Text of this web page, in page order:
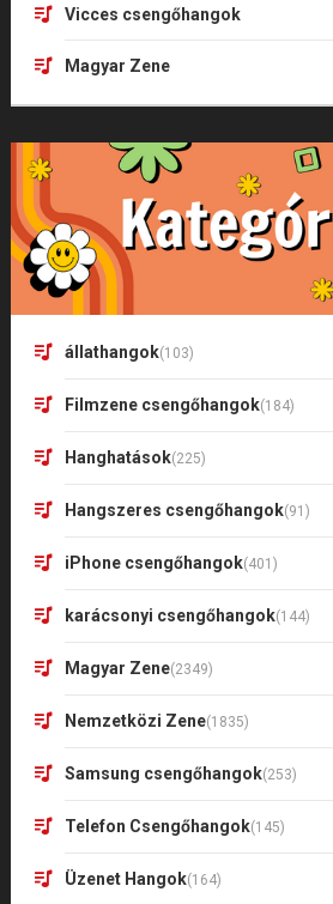
Vicces csengőhangok
Magyar Zene
állathangok(103)
Filmzene csengőhangok(184)
Hanghatások(225)
Hangszeres csengőhangok(91)
iPhone csengőhangok(401)
karácsonyi csengőhangok(144)
Magyar Zene(2349)
Nemzetközi Zene(1835)
Samsung csengőhangok(253)
Telefon Csengőhangok(145)
Üzenet Hangok(164)